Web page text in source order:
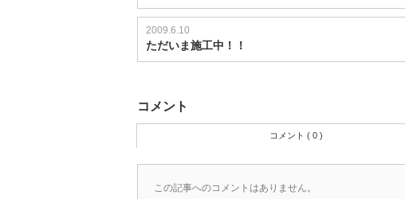
2009.6.10
ただいま施工中！！
コメント
コメント ( 0 )
この記事へのコメントはありません。